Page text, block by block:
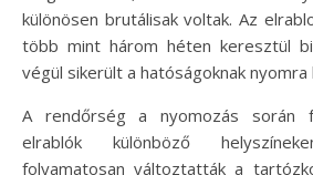
különösen brutálisak voltak. Az
több mint három héten keresztül
végül sikerült a hatóságoknak nyomra
A rendőrség a nyomozás során
elrablók különböző
folyamatosan változtatták a